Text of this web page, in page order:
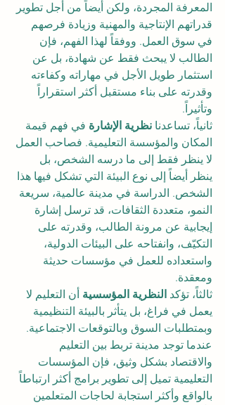
المعرفة المجردة، ولكن أيضاً من أجل تطوير
قدراتهم الإنتاجية والمهنية وزيادة فرصهم
في سوق العمل. ووفقاً لهذا الفهم، فإن
الطالب لا يبحث فقط عن شهادة، بل عن
استثمار طويل الأجل في مهاراته وكفاءته
وقدرته على بناء مستقبل أكثر استقراراً
وتأثيراً.
ثانياً، تساعدنا نظرية الإشارة في فهم قيمة
المكان والمؤسسة التعليمية. فصاحب العمل
لا ينظر فقط إلى ما درسه الشخص، بل
ينظر أيضاً إلى نوع البيئة التي تشكل فيها هذا
الشخص. الدراسة في مدينة عالمية، سريعة
النمو، متعددة الثقافات، قد ترسل إشارة
إيجابية عن مرونة الطالب، وقدرته على
التكيّف، وانفتاحه على البيئات الدولية،
واستعداده للعمل في مؤسسات حديثة
ومعقدة.
ثالثاً، تؤكد النظرية المؤسسية أن التعليم لا
يعمل في فراغ، بل يتأثر بالبيئة التنظيمية
وبمتطلبات السوق وبالتوقعات الاجتماعية.
عندما توجد مدينة تربط بين التعليم
والاقتصاد بشكل وثيق، فإن المؤسسات
التعليمية تميل إلى تطوير برامج أكثر ارتباطاً
بالواقع وأكثر استجابة لحاجات المتعلمين